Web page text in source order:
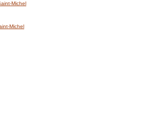
Michel
Michel